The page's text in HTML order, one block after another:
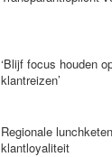
‘Blijf focus houden
klantreizen’
Regionale
klantloyaliteit